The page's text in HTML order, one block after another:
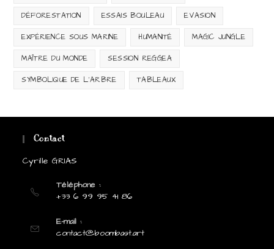
DÉFORESTATION ESSAIS BOULEAU EVASION
EXPÉRIENCE SOUS MARINE HUMANITÉ MAGIC JUNGLE
MAÎTRE DU MONDE SESSION REGGEA
SYMBOLIQUE DE L'ARBRE TABLEAUX
Contact
Cyrille GRIAS
Téléphone :
+33 6 99 95 41 86
E-mail :
contact@boombast.artS’ouvre